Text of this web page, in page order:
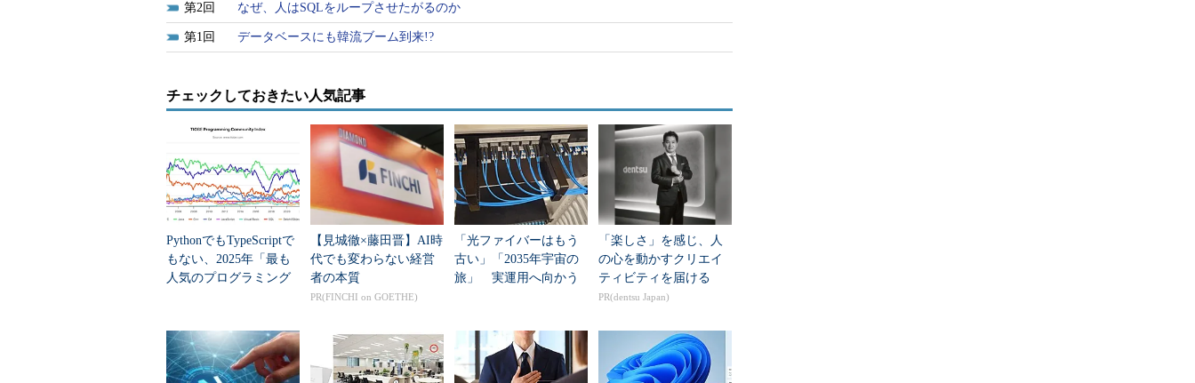
2 なぜ、人はSQLをループさせたがるのか
1 データベースにも韓流ブーム到来!?
チェックしておきたい人気記事
PythonでもTypeScriptで
もない、2025年「最も
人気のプログラミング
【見城徹×藤田晋】AI時
代でも変わらない経営
者の本質
PR(FINCHI on GOETHE)
「光ファイバーはもう
古い」「2035年宇宙の
旅」 実運用へ向かう
「楽しさ」を感じ、人
の心を動かすクリエイ
ティビティを届ける
PR(dentsu Japan)